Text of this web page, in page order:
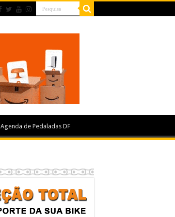
Agenda de Pedaladas DF